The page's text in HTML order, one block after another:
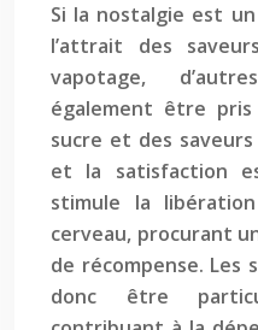
Si la nostalgie est
l’attrait des
vapotage,
également être
sucre et des saveurs
et la satisfaction
stimule la
cerveau, procurant
de récompense. Les
donc être